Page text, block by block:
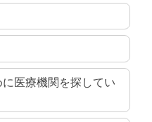
医療機関を探してい